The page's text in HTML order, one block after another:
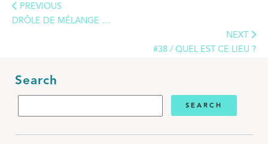
PREVIOUS
DRÔLE DE MÉLANGE …
NEXT
#38 / QUEL EST CE LIEU ?
Search